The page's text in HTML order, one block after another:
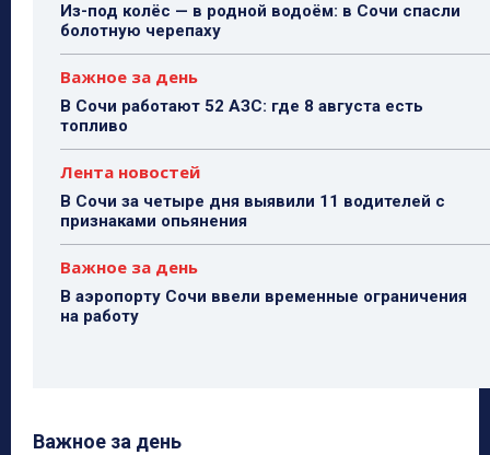
Из-под колёс — в родной водоём: в Сочи спасли
болотную черепаху
Важное за день
В Сочи работают 52 АЗС: где 8 августа есть
топливо
Лента новостей
В Сочи за четыре дня выявили 11 водителей с
признаками опьянения
Важное за день
В аэропорту Сочи ввели временные ограничения
на работу
Важное за день